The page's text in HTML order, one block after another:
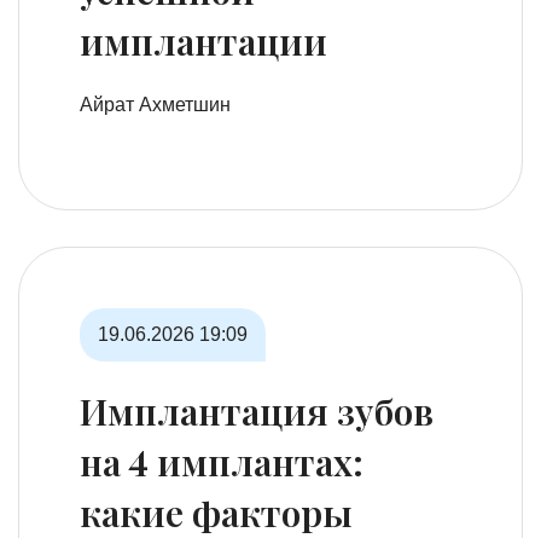
имплантации
Айрат Ахметшин
19.06.2026 19:09
Имплантация зубов
на 4 имплантах:
какие факторы